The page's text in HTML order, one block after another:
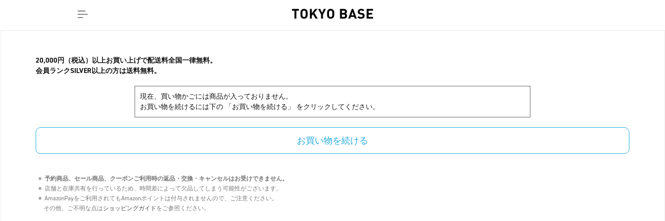
20,000円（税込）以上お買い上げで配送料全国一律無料。
会員ランクSILVER以上の方は送料無料。
現在、買い物かごには商品が入っておりません。
お買い物を続けるには下の 「お買い物を続ける」 をクリックしてください。
予約商品、セール商品、クーポンご利用時の返品・交換・キャンセルはお受けできません。
店舗と在庫共有を行っているため、時間差によって欠品してしまう可能性がございます。
AmazonPayをご利用されてもAmazonポイントは付与されませんので、ご注意ください。
その他、ご不明な点はショッピングガイドをご参照ください。